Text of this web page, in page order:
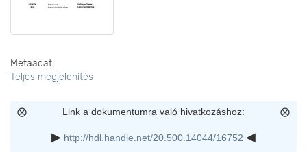
Metaadat
Teljes megjelenítés
Link a dokumentumra való hivatkozáshoz:
http://hdl.handle.net/20.500.14044/16752